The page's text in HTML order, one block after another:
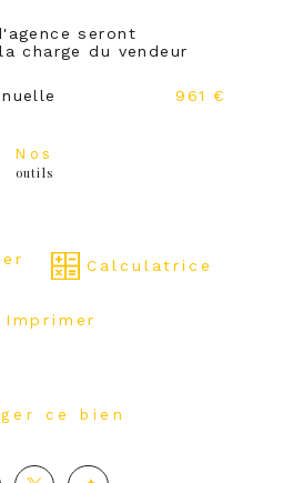
seront
charge du vendeur
961 €
Nos
outils
Calculatrice
Imprimer
ce bien